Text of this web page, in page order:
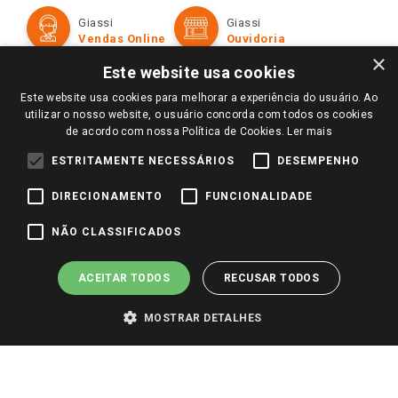
Televendas
Amigo Giassi
Perguntas frequentes
Formas de Pagamento
Políticas de entrega
Giassi
Vendas Online
Giassi
Ouvidoria
Redes Sociais
×
Este website usa cookies
Este website usa cookies para melhorar a experiência do usuário. Ao
utilizar o nosso website, o usuário concorda com todos os cookies
de acordo com nossa Política de Cookies. Ler mais
ESTRITAMENTE NECESSÁRIOS DESEMPENHO
DIRECIONAMENTO FUNCIONALIDADE
NÃO CLASSIFICADOS
ACEITAR TODOS RECUSAR TODOS
MOSTRAR DETALHES